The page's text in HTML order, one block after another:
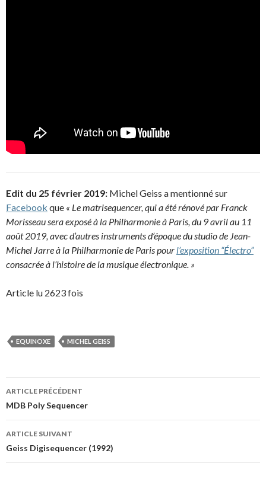
Edit du 25 février 2019: Michel Geiss a mentionné sur
Facebook que « Le matrisequencer, qui a été rénové par Franck
Morisseau sera exposé à la Philharmonie à Paris, du 9 avril au 11
août 2019, avec d’autres instruments d’époque du studio de Jean-
Michel Jarre à la Philharmonie de Paris pour l’exposition “Électro”
consacrée à l’histoire de la musique électronique. »
Article lu 2623 fois
EQUINOXE MICHEL GEISS
Navigation
des
articles
ARTICLE PRÉCÉDENT
MDB Poly Sequencer
ARTICLE SUIVANT
Geiss Digisequencer (1992)